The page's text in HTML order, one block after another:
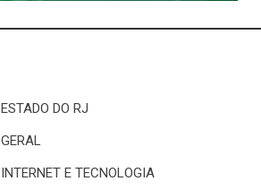
ESTADO DO RJ
GERAL
INTERNET E TECNOLOGIA